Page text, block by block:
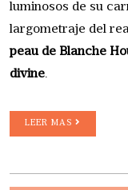
luminosos de su
largometraje del
peau de Blanche
divine.
LEER MAS